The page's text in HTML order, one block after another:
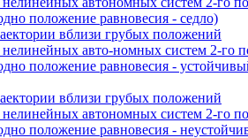
положение равновесия - седло)
вблизи грубых положений
нелинейных авто-номных систем 2-го
положение равновесия -
вблизи грубых положений
нелинейных автономных систем 2-го
положение равновесия -